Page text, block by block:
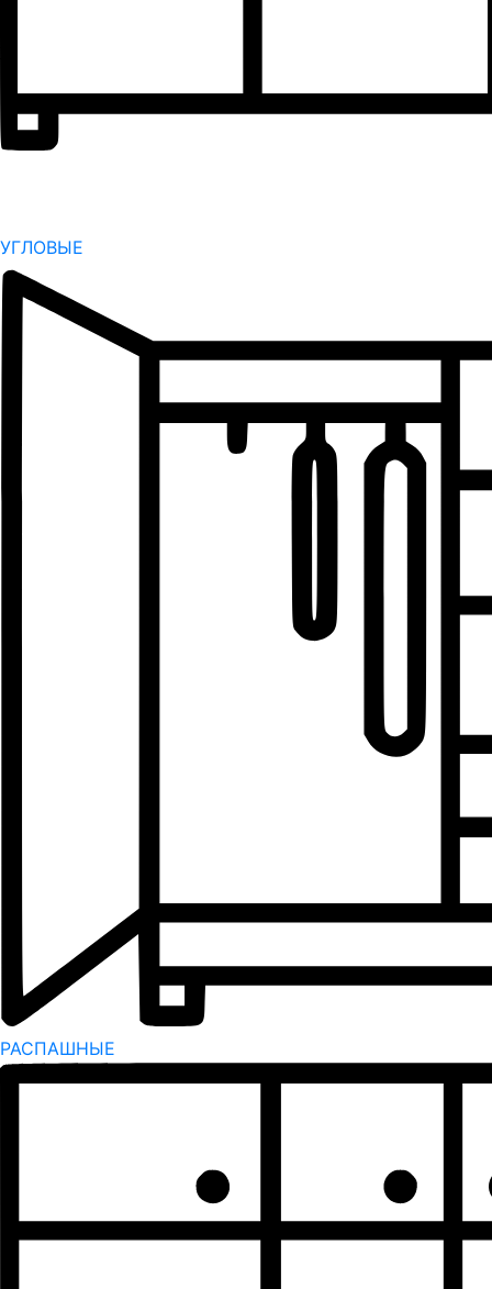
УГЛОВЫЕ
РАСПАШНЫЕ